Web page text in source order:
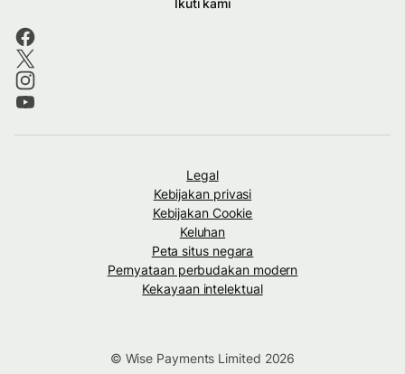
Ikuti kami
Legal
Kebijakan privasi
Kebijakan Cookie
Keluhan
Peta situs negara
Pernyataan perbudakan modern
Kekayaan intelektual
© Wise Payments Limited 2026